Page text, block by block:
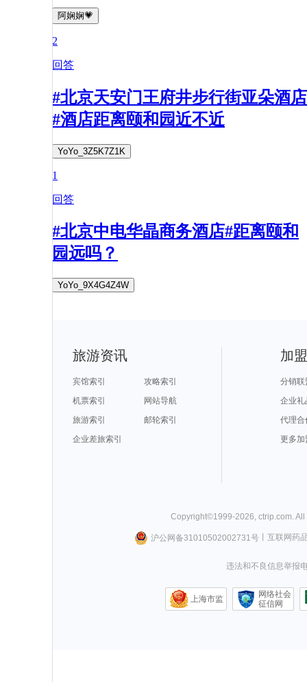
阿娴娴💗
2
回答
#北京天安门王府井步行街亚朵酒店
#酒店距离颐和园近不近
YoYo_3Z5K7Z1K
1
回答
#北京中电华晶商务酒店#距离颐和
园远吗？
YoYo_9X4G4Z4W
旅游资讯
宾馆索引
攻略索引
机票索引
网站导航
旅游索引
邮轮索引
企业差旅索引
加
分销联
企业礼
代理合
更多加
Copyright©1999-2026, ctrip.com.
沪公网备31010502002731号丨 互联网药
违法和不良信息举报
上海市监
网络社会
征信网